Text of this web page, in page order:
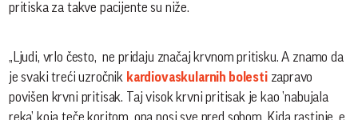
pritiska za takve pacijente su niže.
„Ljudi, vrlo često, ne pridaju značaj krvnom pritisku. A znamo da
je svaki treći uzročnik kardiovaskularnih bolestizapravo
povišen krvni pritisak. Taj visok krvni pritisak je kao ’nabujala
reka’ koja teče koritom, ona nosi sve pred sobom. Kida rastinje, e